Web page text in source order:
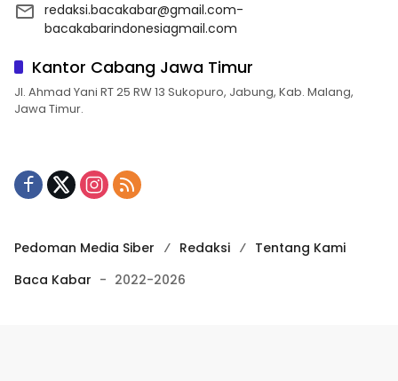
redaksi.bacakabar@gmail.com-
bacakabarindonesiagmail.com
Kantor Cabang Jawa Timur
Jl. Ahmad Yani RT 25 RW 13 Sukopuro, Jabung, Kab. Malang,
Jawa Timur.
Pedoman Media Siber Redaksi
Tentang Kami
Baca Kabar - 2022-2026